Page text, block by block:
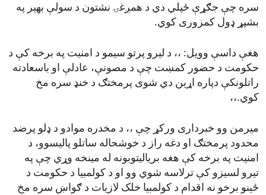
سره چې جګړې ځپلي دي د همږغۍ نشتون د سولې بهیر په
بشپړ ډول کمزوری کوي.
هغې داسې وویل: ،، د لیرو پرتو سیمو د امنیت په برخه کې د
حکومت د حضور کمښت چې د مصونې، عادلې او باسعادته
راتلونکې دپاره اړین دي شوی پرمختګ د خنډ سره مخ
کوي.،،
میرمن وو خبرداری ورکړ چې ،، د مخدره موادو د ډلو پرضد
محدود پرمختګ او دغه راز د خوشحاله ساتلو پالیسوو، د
امنیت په برخه کې هغه بریالیتوبونه له مینخه وړي چې په
تیرو لسیزو کې ترلاسه شوي وو او د کولمبیا د حکومت د
ځینو برخو نه اقدام د کولمبیا خلک لازیات د ګواښ سره مخ